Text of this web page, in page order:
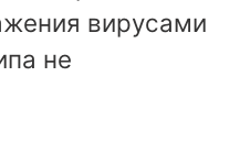
вирусами
не